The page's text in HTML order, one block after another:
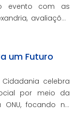
evento com as
avaliações
ev
um Futuro
Cidadania celebra
por meio da
focando no